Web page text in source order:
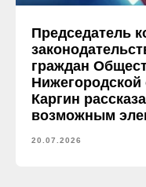
Председатель
граждан
Нижегородской
Каргин
возможным
20.07.2026